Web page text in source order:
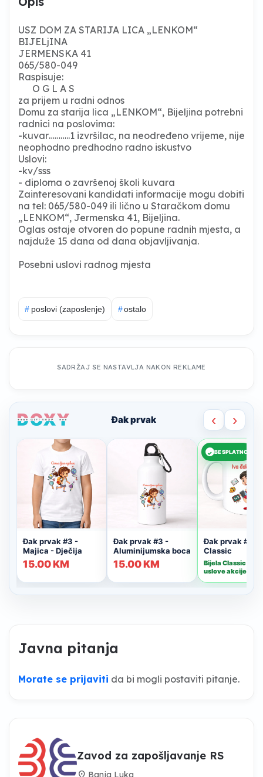
USZ DOM ZA STARIJA LICA „LENKOM“
BIJELjINA
JERMENSKA 41
065/580-049
Raspisuje:
O G L A S
za prijem u radni odnos
Domu za starija lica „LENKOM“, Bijeljina potrebni
radnici na poslovima:
-kuvar………..1 izvršilac, na neodređeno vrijeme, nije
neophodno predhodno radno iskustvo
Uslovi:
-kv/sss
- diploma o završenoj školi kuvara
Zainteresovani kandidati informacije mogu dobiti
na tel: 065/580-049 ili lično u Staračkom domu
„LENKOM“, Jermenska 41, Bijeljina.
Oglas ostaje otvoren do popune radnih mjesta, a
najduže 15 dana od dana objavljivanja.
Posebni uslovi radnog mjesta
# poslovi (zaposlenje) #ostalo
SADRŽAJ SE NASTAVLJA NAKON REKLAME
Javna pitanja
Morate se prijaviti da bi mogli postaviti pitanje.
Zavod za zapošljavanje RS
location_on Banja Luka